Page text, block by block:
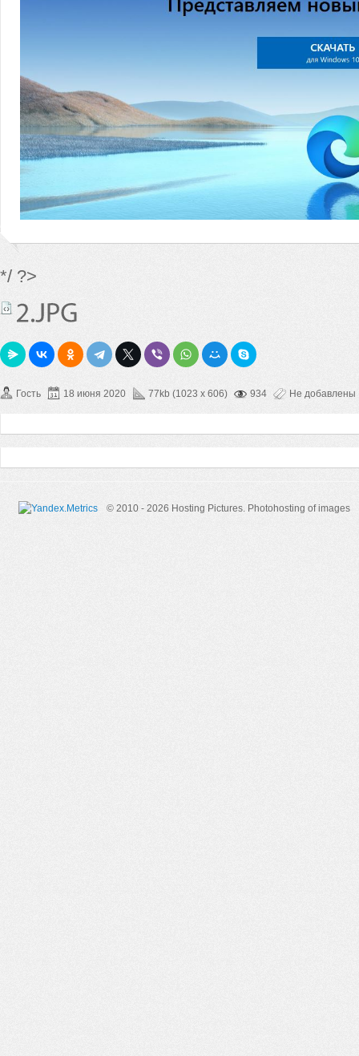
*/ ?>
Гость 18 июня 2020 77kb (1023 x 606) 934 Не добавлены
© 2010 - 2026 Hosting Pictures. Photohosting of images